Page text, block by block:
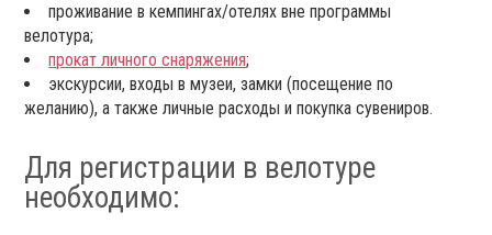
проживание в кемпингах/отелях вне программы
велотура;
прокат личного снаряжения;
экскурсии, входы в музеи, замки (посещение по
желанию), а также личные расходы и покупка сувениров.
Для регистрации в велотуре
необходимо: